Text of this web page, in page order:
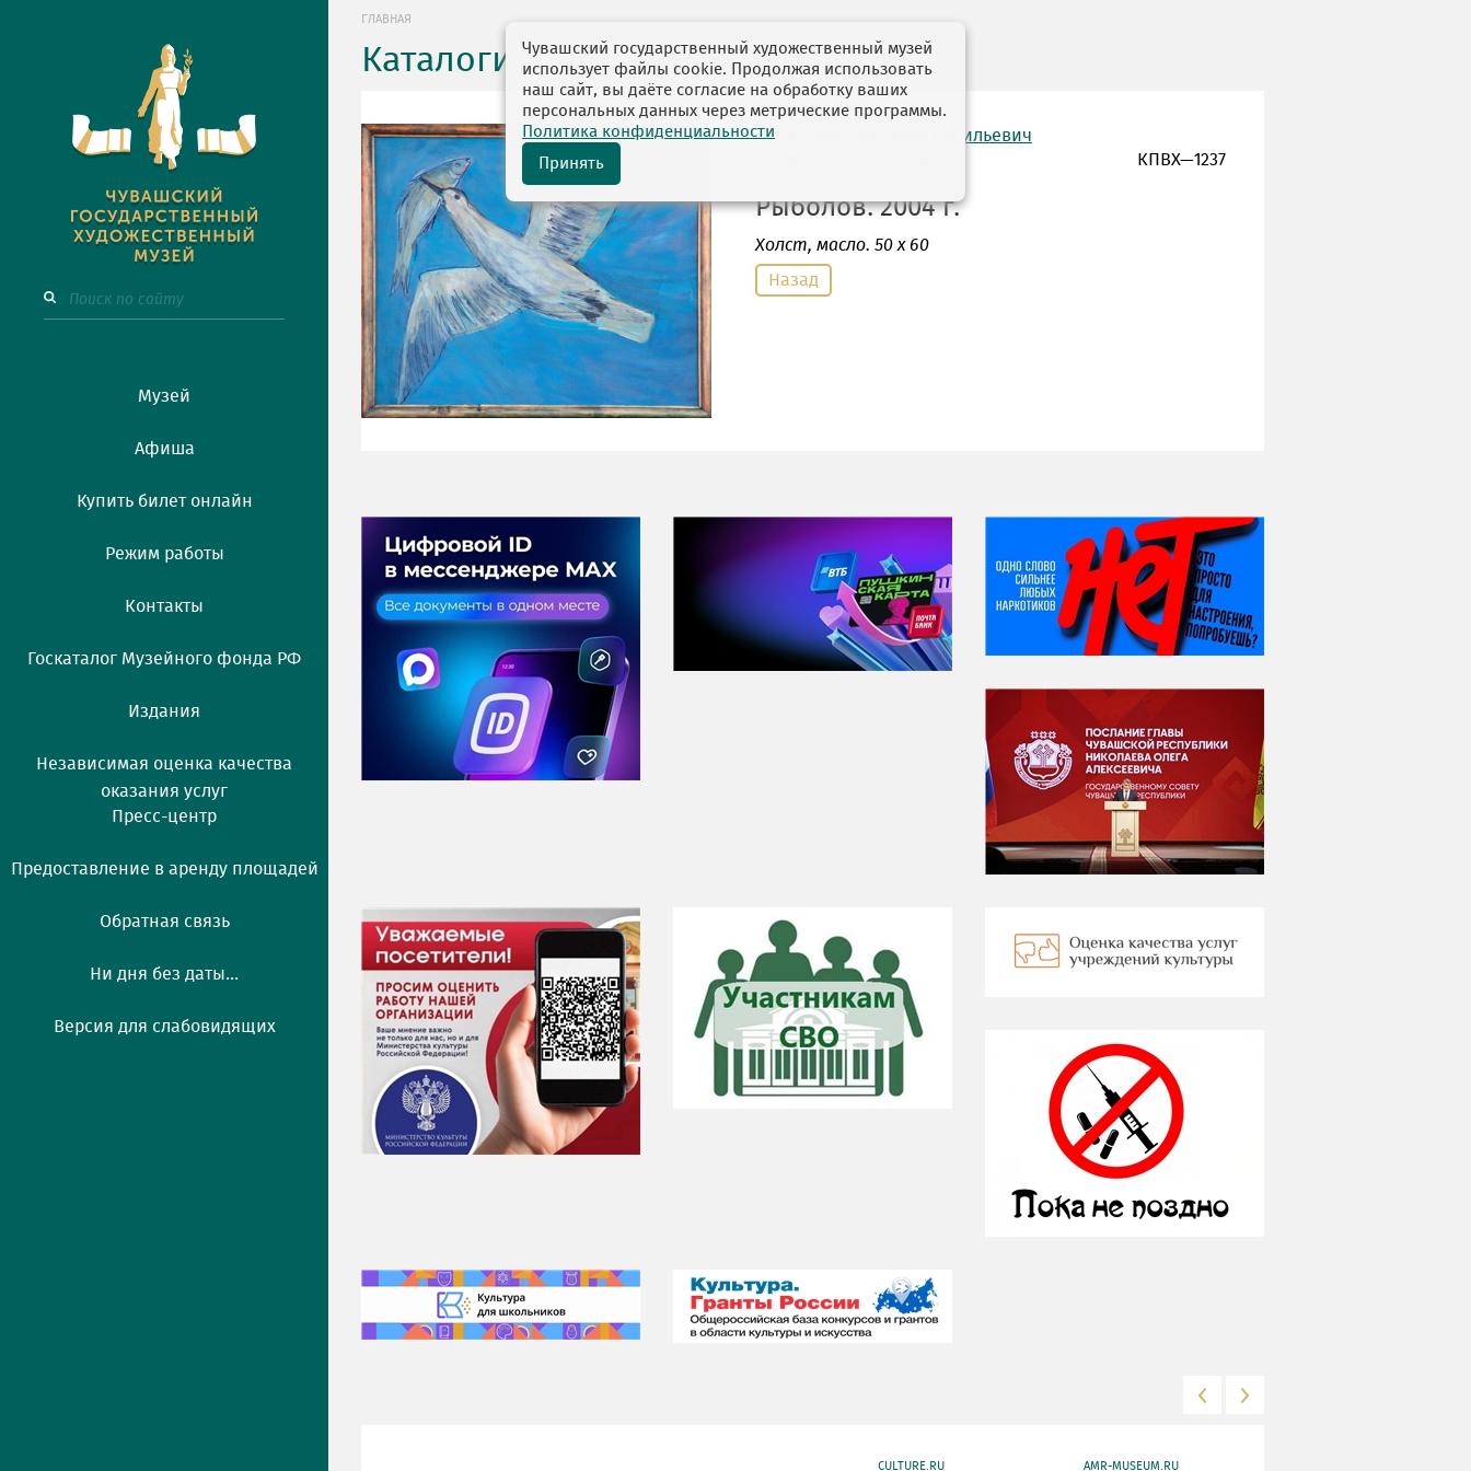
Музей
Афиша
Купить билет онлайн
Режим работы
Контакты
Госкаталог Музейного фонда РФ
Издания
Независимая оценка качества
оказания услуг
Пресс-центр
Предоставление в аренду площадей
Обратная связь
Ни дня без даты...
Версия для слабовидящих
ГЛАВНАЯ
Каталоги выставок
автор: Жульев Юрий Васильевич
КПВХ—1237
Рыболов. 2004 г.
Холст, масло. 50 х 60
Назад
НИ ДНЯ БЕЗ ДАТЫ...
08 августа
ВСЕМИРНЫЙ ДЕНЬ
КОШЕК
CULTURE.RU AMR-MUSEUM.RU
Чувашский государственный художественный музей
использует файлы cookie. Продолжая использовать
наш сайт, вы даёте согласие на обработку ваших
персональных данных через метрические программы.
Политика конфиденциальности
Принять